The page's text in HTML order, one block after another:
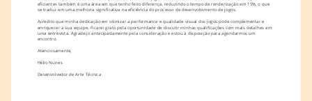
eficientes também é uma área em que tenho feito diferença, reduzindo o tempo de renderização em 15%, o que
se traduz em uma melhoria significativa na eficiência do processo de desenvolvimento de jogos.
Acredito que minha dedicação em otimizar a performance e qualidade visual dos jogos pode complementar e
enriquecer a sua equipe. Ficarei grato pela oportunidade de discutir minhas qualificações com mais detalhes em
uma entrevista. Agradeço antecipadamente pela consideração e estou à disposição para agendarmos um
encontro.
Atenciosamente,
Hélio Nunes
Desenvolvedor de Arte Técnica